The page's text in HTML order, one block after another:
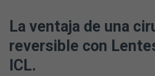
La ventaja de una
reversible con
ICL.